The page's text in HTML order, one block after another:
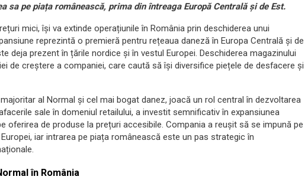
sa pe piața românească, prima din întreaga Europă Centrală și de Est.
mici, își va extinde operațiunile în România prin deschiderea unui
reprezintă o premieră pentru rețeaua daneză în Europa Centrală și de
deja prezent în țările nordice și în vestul Europei. Deschiderea magazinului
de creștere a companiei, care caută să își diversifice piețele de desfacere și
al Normal și cel mai bogat danez, joacă un rol central în dezvoltarea
sale în domeniul retailului, a investit semnificativ în expansiunea
oferirea de produse la prețuri accesibile. Compania a reușit să se impună pe
iar intrarea pe piața românească este un pas strategic în
în România